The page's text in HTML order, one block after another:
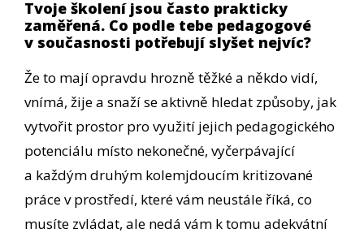
Tvoje školení jsou často prakticky
zaměřená. Co podle tebe pedagogové
v současnosti potřebují slyšet nejvíc?
Že to mají opravdu hrozně těžké a někdo vidí,
vnímá, žije a snaží se aktivně hledat způsoby, jak
vytvořit prostor pro využití jejich pedagogického
potenciálu místo nekonečné, vyčerpávající
a každým druhým kolemjdoucím kritizované
práce v prostředí, které vám neustále říká, co
musíte zvládat, ale nedá vám k tomu adekvátní